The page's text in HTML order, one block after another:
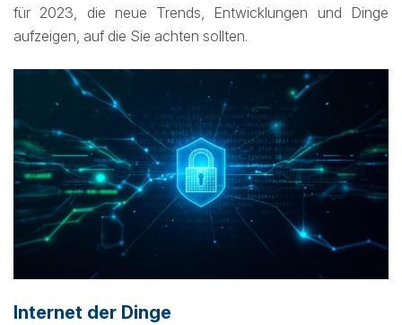
für 2023, die neue Trends, Entwicklungen und Dinge
aufzeigen, auf die Sie achten sollten.
Internet der Dinge